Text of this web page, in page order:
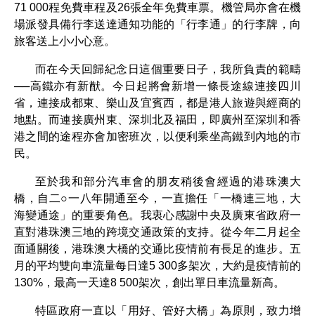
71 000程免費車程及26張全年免費車票。機管局亦會在機
場派發具備行李送達通知功能的「行李通」的行李牌，向
旅客送上小小心意。
而在今天回歸紀念日這個重要日子，我所負責的範疇
──高鐵亦有新猷。今日起將會新增一條長途線連接四川
省，連接成都東、樂山及宜賓西，都是港人旅遊與經商的
地點。而連接廣州東、深圳北及福田，即廣州至深圳和香
港之間的途程亦會加密班次，以便利乘坐高鐵到內地的市
民。
至於我和部分汽車會的朋友稍後會經過的港珠澳大
橋，自二○一八年開通至今，一直擔任「一橋連三地，大
海變通途」的重要角色。我衷心感謝中央及廣東省政府一
直對港珠澳三地的跨境交通政策的支持。從今年二月起全
面通關後，港珠澳大橋的交通比疫情前有長足的進步。五
月的平均雙向車流量每日達5 300多架次，大約是疫情前的
130%，最高一天達8 500架次，創出單日車流量新高。
特區政府一直以「用好、管好大橋」為原則，致力增